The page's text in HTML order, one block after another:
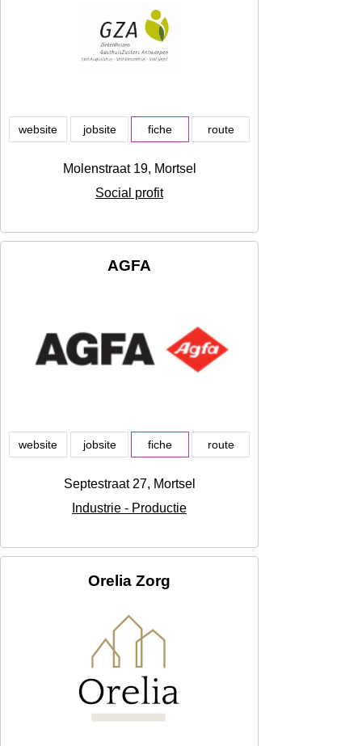
website jobsite fiche route
Molenstraat 19, Mortsel
Social profit
AGFA
website jobsite fiche route
Septestraat 27, Mortsel
Industrie - Productie
Orelia Zorg